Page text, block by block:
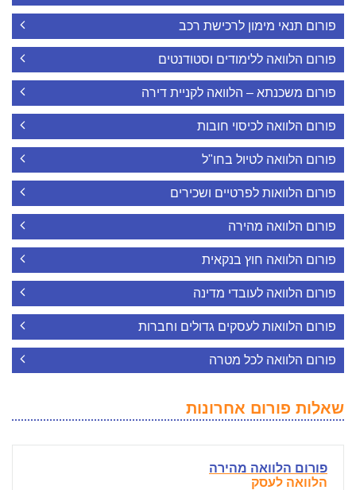
פורום תנאי מימון לרכישת רכב
פורום הלוואה ללימודים וסטודנטים
פורום משכנתא – הלוואה לקניית דירה
פורום הלוואה לכיסוי חובות
פורום הלוואה לטיול בחו"ל
פורום הלוואות לפרטיים ושכירים
פורום הלוואה מהירה
פורום הלוואה חוץ בנקאית
פורום הלוואה לעובדי מדינה
פורום הלוואות לעסקים גדולים וחברות
פורום הלוואה לכל מטרה
שאלות פורום אחרונות
פורום הלוואה מהירה
הלוואה לעסק